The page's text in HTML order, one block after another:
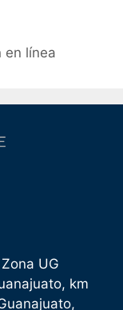
en línea
UG
km